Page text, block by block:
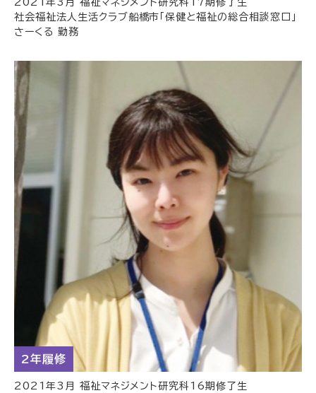
2021年3月 福祉マネジメント研究科17期修了生
社会福祉法人生活クラブ船橋市「保健と福祉の総合相談窓口」
さーくる 勤務
2年履修
2021年3月 福祉マネジメント研究科16期修了生